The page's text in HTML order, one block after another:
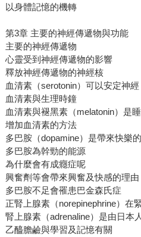
以身體記憶的機轉
第3章 主要的神經傳遞物與功能
主要的神經傳遞物
心靈受到神經傳遞物的影響
釋放神經傳遞物的神經核
血清素（serotonin）可以安定神經
血清素與生理時鐘
血清素與褪黑素（melatonin）是
增加血清素的方法
多巴胺（dopamine）是帶來快樂
多巴胺為幹勁的能源
為什麼會有成癮症呢
興奮劑等會帶來興奮及快感的理由
多巴胺不足會罹患巴金森氏症
正腎上腺素（norepinephrine）在
腎上腺素（adrenaline）是由日本
乙醯膽鹼與學習及記憶有關